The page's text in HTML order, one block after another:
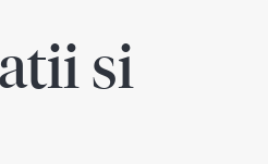
si